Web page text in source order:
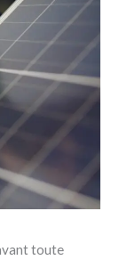
toute